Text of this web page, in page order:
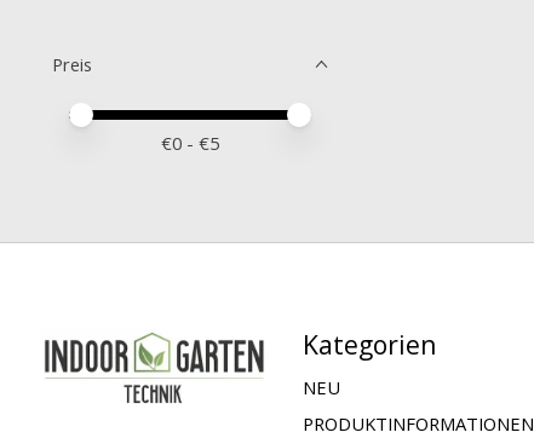
Preis
Preis – Mindestwert
Price maximum value
€0 - €5
Kategorien
NEU
PRODUKTINFORMATIONEN